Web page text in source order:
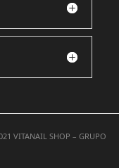
VITANAIL SHOP – GRUPO